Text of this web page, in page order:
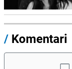
/ Komentari